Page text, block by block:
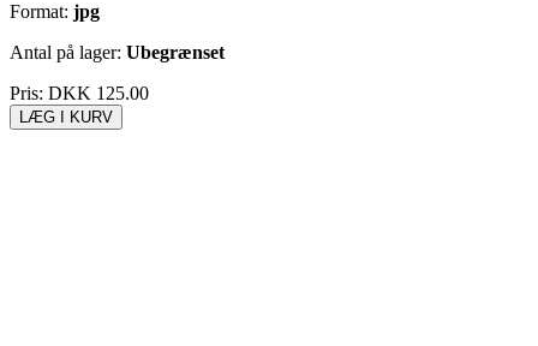
Format: jpg
Antal på lager: Ubegrænset
Pris: DKK 125.00